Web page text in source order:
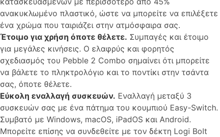
ανακυκλωμένο πλαστικό, ώστε να μπορείτε να επιλέξετε
ένα χρώμα που ταιριάζει στην ατμόσφαιρα σας.
Έτοιμο για χρήση όποτε θέλετε. Συμπαγές και έτοιμο
για μεγάλες κινήσεις. Ο ελαφρύς και φορητός
σχεδιασμός του Pebble 2 Combo σημαίνει ότι μπορείτε
να βάλετε το πληκτρολόγιο και το ποντίκι στην τσάντα
σας, όποτε θέλετε.
Εύκολη εναλλαγή συσκευών. Εναλλαγή μεταξύ 3
συσκευών σας με ένα πάτημα του κουμπιού Easy-Switch.
Συμβατό με Windows, macOS, iPadOS και Android.
Μπορείτε επίσης να συνδεθείτε με τον δέκτη Logi Bolt